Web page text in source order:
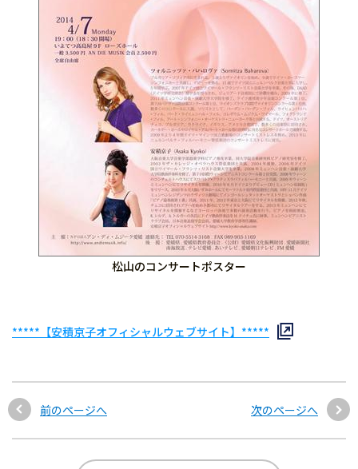
松山のコンサートポスター
*****【安積京子オフィシャルウェブサイト】*****
前のページへ 次のページへ